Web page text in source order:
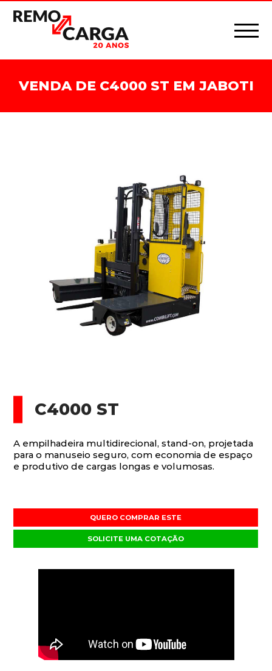
VENDA DE C4000 ST EM JABOTI
C4000 ST
A empilhadeira multidirecional, stand-on, projetada
para o manuseio seguro, com economia de espaço
e produtivo de cargas longas e volumosas.
QUERO COMPRAR ESTE
SOLICITE UMA COTAÇÃO